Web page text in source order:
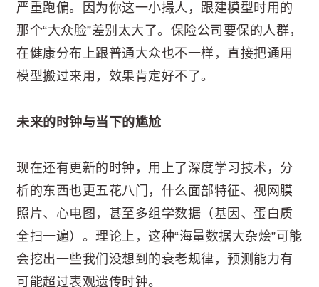
严重跑偏。因为你这一小撮人，跟建模型时用的
那个“大众脸”差别太大了。保险公司要保的人群，
在健康分布上跟普通大众也不一样，直接把通用
模型搬过来用，效果肯定好不了。
未来的时钟与当下的尴尬
现在还有更新的时钟，用上了深度学习技术，分
析的东西也更五花八门，什么面部特征、视网膜
照片、心电图，甚至多组学数据（基因、蛋白质
全扫一遍）。理论上，这种“海量数据大杂烩”可能
会挖出一些我们没想到的衰老规律，预测能力有
可能超过表观遗传时钟。